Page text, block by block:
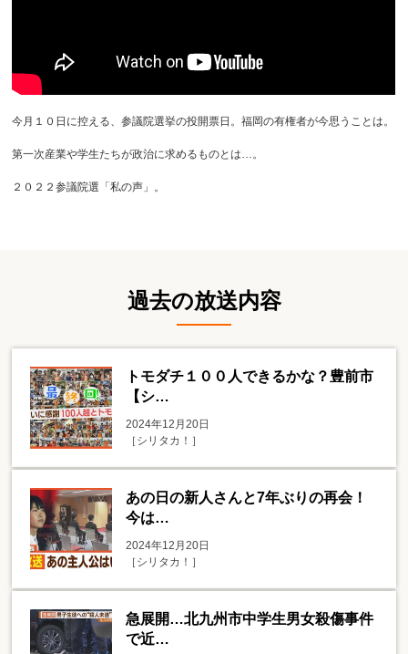
今月１０日に控える、参議院選挙の投開票日。福岡の有権者が今思うことは。
第一次産業や学生たちが政治に求めるものとは…。
２０２２参議院選「私の声」。
過去の放送内容
トモダチ１００人できるかな？豊前市
【シ…
2024年12月20日
［シリタカ！］
あの日の新人さんと7年ぶりの再会！
今は…
2024年12月20日
［シリタカ！］
急展開…北九州市中学生男女殺傷事件
で近…